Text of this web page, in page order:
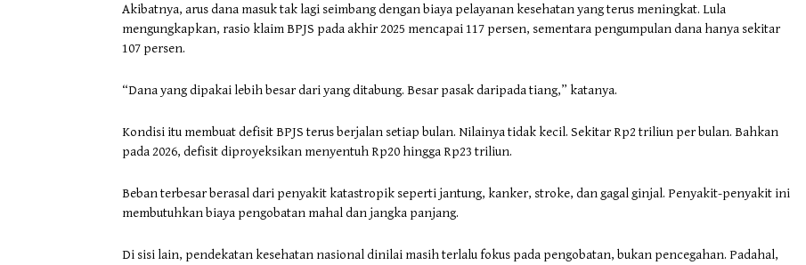
Akibatnya, arus dana masuk tak lagi seimbang dengan biaya pelayanan kesehatan yang terus meningkat. Lula
mengungkapkan, rasio klaim BPJS pada akhir 2025 mencapai 117 persen, sementara pengumpulan dana hanya sekitar
107 persen.
“Dana yang dipakai lebih besar dari yang ditabung. Besar pasak daripada tiang,” katanya.
Kondisi itu membuat defisit BPJS terus berjalan setiap bulan. Nilainya tidak kecil. Sekitar Rp2 triliun per bulan. Bahkan
pada 2026, defisit diproyeksikan menyentuh Rp20 hingga Rp23 triliun.
Beban terbesar berasal dari penyakit katastropik seperti jantung, kanker, stroke, dan gagal ginjal. Penyakit-penyakit ini
membutuhkan biaya pengobatan mahal dan jangka panjang.
Di sisi lain, pendekatan kesehatan nasional dinilai masih terlalu fokus pada pengobatan, bukan pencegahan. Padahal,